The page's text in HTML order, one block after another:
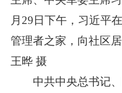
月29日下午，习近平
管理者之家，向社区
王晔 摄
中共中央总书记、